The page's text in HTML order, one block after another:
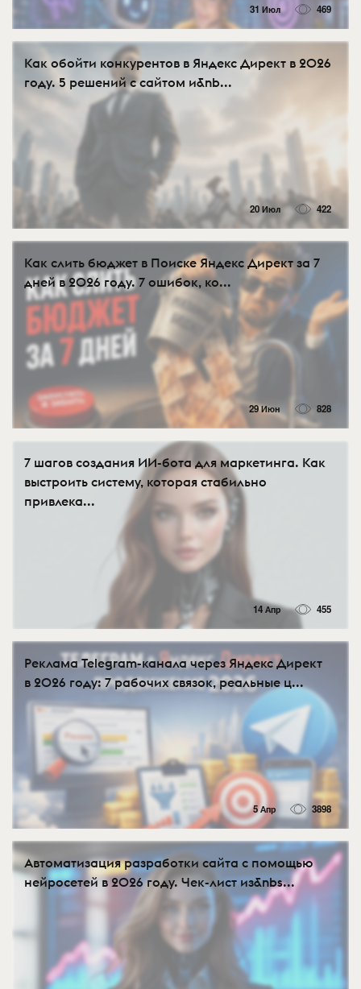
31 Июл 469
Как обойти конкурентов в Яндекс Директ в 2026
году. 5 решений с сайтом и&nb...
20 Июл 422
Как слить бюджет в Поиске Яндекс Директ за 7
дней в 2026 году. 7 ошибок, ко...
29 Июн 828
7 шагов создания ИИ-бота для маркетинга. Как
выстроить систему, которая стабильно
привлека...
14 Апр 455
Реклама Telegram-канала через Яндекс Директ
в 2026 году: 7 рабочих связок, реальные ц...
5 Апр 3898
Автоматизация разработки сайта с помощью
нейросетей в 2026 году. Чек-лист из&nbs...